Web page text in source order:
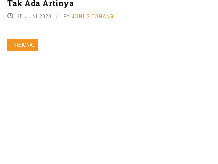
Tak Ada Artinya
25 JUNI 2020 BY JONI SITOHANG
NASIONAL